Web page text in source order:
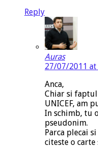
Reply
Auras
27/07/2011 at
Anca,
Chiar si faptul
UNICEF, am
In schimb, tu
pseudonim.
Parca plecai
citeste o carte